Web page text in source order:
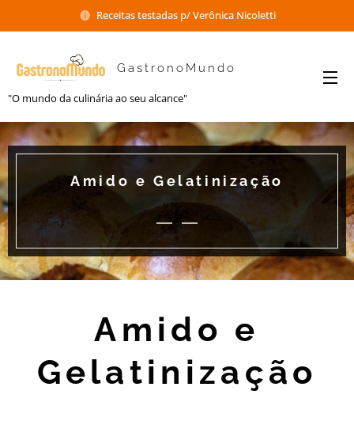
Receitas testadas p/ Verônica Nicoletti
GastronoMundo
"O mundo da culinária ao seu alcance"
Amido e Gelatinização
Amido e
Gelatinização